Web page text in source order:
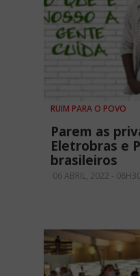
RUIM PARA O POVO
Parem as
Eletrobras e
brasileiros
06 ABRIL, 2022 -